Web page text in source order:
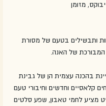
מזומן
ותבשילים בטעם של מסורת
המבורכת של האנה.
בהכנה עצמית הן של גבינת
קלאסיים וחדשים וחיבורי טעם
מציע לחמי טאבון, שפע סלטים